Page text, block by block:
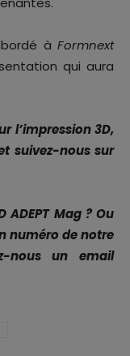
à Formnext
qui aura
l’impression 3D,
suivez-nous sur
Mag ? Ou
numéro de notre
nous un email